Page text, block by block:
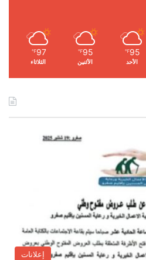
95
℉
الأحد
95
℉
الأثنين
97
℉
الثلاثاء
إعلانات